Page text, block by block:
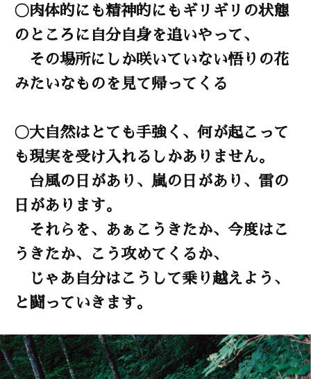
〇肉体的にも精神的にもギリギリの状態
のところに自分自身を追いやって、
その場所にしか咲いていない悟りの花
みたいなものを見て帰ってくる
〇大自然はとても手強く、何が起こって
も現実を受け入れるしかありません。
台風の日があり、嵐の日があり、雷の
日があります。
それらを、あぁこうきたか、今度はこ
うきたか、こう攻めてくるか、
じゃあ自分はこうして乗り越えよう、
と闘っていきます。